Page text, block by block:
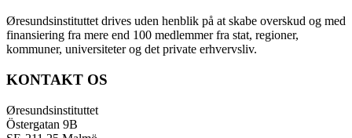
Øresundsinstituttet drives uden henblik på at skabe overskud og med
finansiering fra mere end 100 medlemmer fra stat, regioner,
kommuner, universiteter og det private erhvervsliv.
KONTAKT OS
Øresundsinstituttet
Östergatan 9B